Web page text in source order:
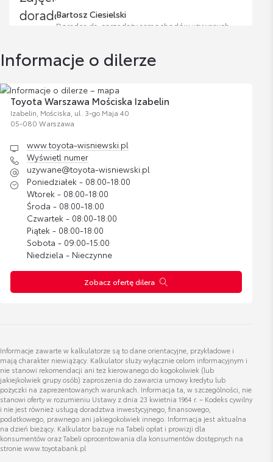
Dywaniki welurowe
Cena brutto
554,21 zł
Nakrętki antykradzieżowe - chromowane
Cena brutto
332,81 zł
Nakrętki antykradzieżowe - krótkie czarne
Cena brutto
393,24 zł
Zestaw kosmetyków samochodowych
Toyoty
Bagażnik rowerowy na hak VeloCompact -
2 rowery
Cena brutto
2 837,07 zł Zobacz szczegóły
Bagażnik rowerowy na hak VeloCompact -
3 rowery
Bartosz Ciesielski
Doradca ds. sprzedaży samochodów używanych
Wyświetl numer
KLAUDIA KRAUZE
SPEC DS. LEASINGÓW, KREDYTÓW I UBEZPIECZEŃ
Wyświetl numer
KLAUDIA.KRAUZE@TOYOTA-WISNIEWSKI.PL
Marcin Wencławiak
uzywane@toyota-wisniewski.pl
Bartłomiej Ziółek
Specjalista ds. sprzedaży samochodów nowych
Informacje o dilerze
Toyota Warszawa Mościska Izabelin
Izabelin, Mościska, ul. 3-go Maja 40
05-080 Warszawa
www.toyota-wisniewski.pl
Wyświetl numer
uzywane@toyota-wisniewski.pl
Poniedziałek - 08:00-18:00
Wtorek - 08:00-18:00
Środa - 08:00-18:00
Czwartek - 08:00-18:00
Piątek - 08:00-18:00
Sobota - 09:00-15:00
Niedziela - Nieczynne
Zobacz ofertę dilera
Informacje zawarte w kalkulatorze są to dane orientacyjne, przykładowe i
mają charakter niewiążący. Kalkulator służy wyłącznie celom informacyjnym i
nie stanowi rekomendacji ani też kierowanego do kogokolwiek (lub
jakiejkolwiek grupy osób) zaproszenia do zawarcia umowy kredytu lub
pożyczki na zaprezentowanych warunkach. Informacja ta, w szczególności, nie
stanowi oferty w rozumieniu Ustawy z dnia 23 kwietnia 1964 r. – Kodeks cywilny
i nie jest również usługą doradztwa inwestycyjnego, finansowego,
podatkowego, prawnego ani jakiegokolwiek innego. Informacja jest aktualna
na dzień bieżący. Kalkulator bazuje na Tabeli opłat i prowizji dla
konsumentów oraz Tabeli oprocentowania dla konsumentów dostępnych na
stronie www.toyotabank.pl